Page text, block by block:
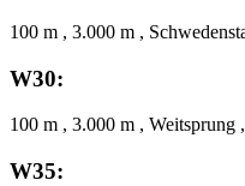
100 m , 3.000 m ,
W30:
100 m , 3.000 m , Weitsprung
W35: